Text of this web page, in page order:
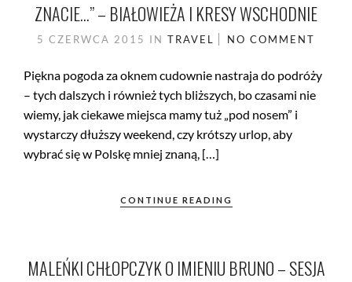
ZNACIE…” – BIAŁOWIEŻA I KRESY WSCHODNIE
5 CZERWCA 2015 IN TRAVEL NO COMMENT
Piękna pogoda za oknem cudownie nastraja do podróży
– tych dalszych i również tych bliższych, bo czasami nie
wiemy, jak ciekawe miejsca mamy tuż „pod nosem” i
wystarczy dłuższy weekend, czy krótszy urlop, aby
wybrać się w Polskę mniej znaną, […]
CONTINUE READING
MALEŃKI CHŁOPCZYK O IMIENIU BRUNO – SESJA